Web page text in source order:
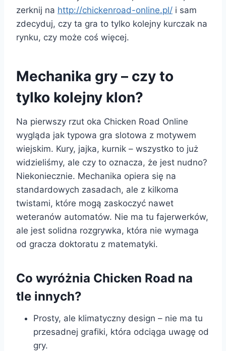
zerknij na http://chickenroad-online.pl/ i sam
zdecyduj, czy ta gra to tylko kolejny kurczak na
rynku, czy może coś więcej.
Mechanika gry – czy to
tylko kolejny klon?
Na pierwszy rzut oka Chicken Road Online
wygląda jak typowa gra slotowa z motywem
wiejskim. Kury, jajka, kurnik – wszystko to już
widzieliśmy, ale czy to oznacza, że jest nudno?
Niekoniecznie. Mechanika opiera się na
standardowych zasadach, ale z kilkoma
twistami, które mogą zaskoczyć nawet
weteranów automatów. Nie ma tu fajerwerków,
ale jest solidna rozgrywka, która nie wymaga
od gracza doktoratu z matematyki.
Co wyróżnia Chicken Road na
tle innych?
Prosty, ale klimatyczny design – nie ma tu
przesadnej grafiki, która odciąga uwagę od
gry.